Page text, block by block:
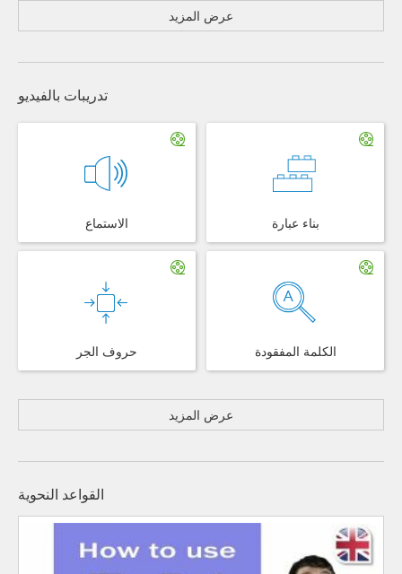
عرض المزيد
تدريبات بالفيديو
الاستماع بناء عبارة
حروف الجر الكلمة المفقودة
عرض المزيد
القواعد النحوية